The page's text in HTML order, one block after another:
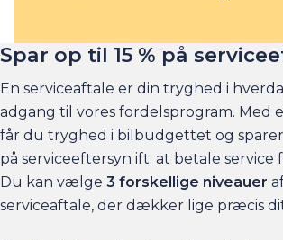
Spar op til 15 % på
En serviceaftale er din tryghed i
adgang til vores fordelsprogram. Med
får du tryghed i bilbudgettet og sparer
på serviceeftersyn ift. at betale service
Du kan vælge 3 forskellige niveauer
serviceaftale, der dækker lige præcis